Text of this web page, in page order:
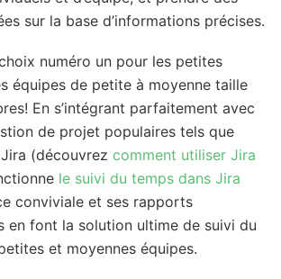
sur la base d’informations précises.
numéro un pour les petites
équipes de petite à moyenne taille
En s’intégrant parfaitement avec
de projet populaires tels que
(découvrez comment utiliser Jira
le suivi du temps dans Jira
conviviale et ses rapports
en font la solution ultime de suivi du
et moyennes équipes.